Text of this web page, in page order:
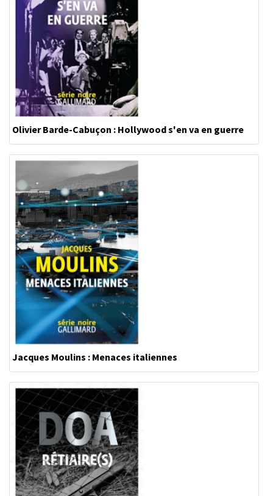
Olivier Barde-Cabuçon : Hollywood s'en va en guerre
Jacques Moulins : Menaces italiennes